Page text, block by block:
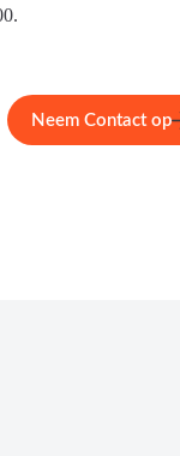
Neem Contact op